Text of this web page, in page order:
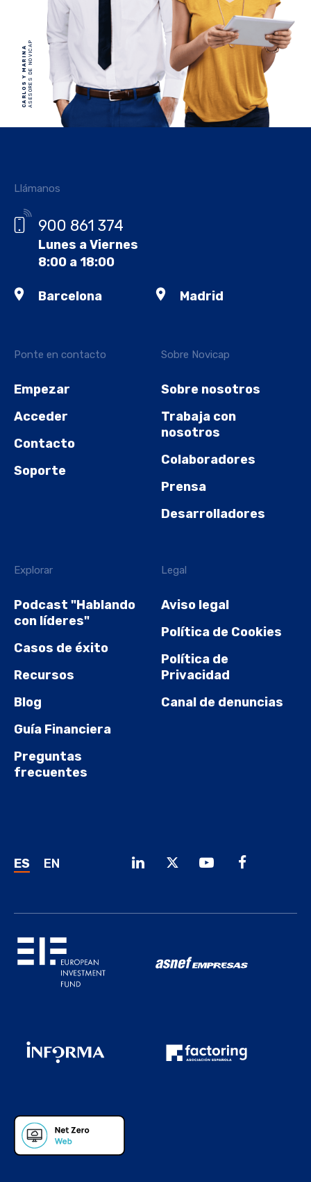
CARLOS Y MARINAASESORES DE NOVICAP
Ponte en contacto
Empezar
Acceder
Contacto
Soporte
Sobre Novicap
Sobre nosotros
Trabaja con
nosotros
Colaboradores
Prensa
Desarrolladores
Explorar
Podcast "Hablando
con líderes"
Casos de éxito
Recursos
Blog
Guía Financiera
Preguntas
frecuentes
Legal
Aviso legal
Política de Cookies
Política de
Privacidad
Canal de denuncias
Llámanos
900 861 374
Lunes a Viernes
8:00 a 18:00
Barcelona Madrid
ES EN